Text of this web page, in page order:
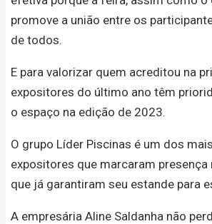
promove a união entre os
de todos.
E para valorizar quem acreditou na
expositores do último ano têm
o espaço na edição de 2023.
O grupo Líder Piscinas é um dos
expositores que marcaram presença
que já garantiram seu estande para
A empresária Aline Saldanha não